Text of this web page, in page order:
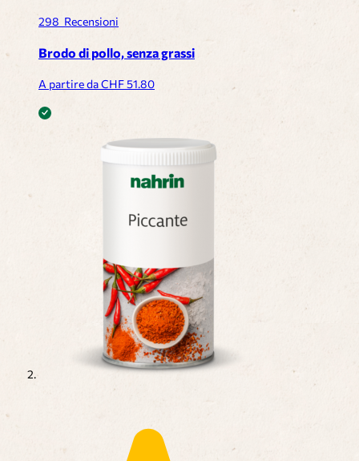
298 Recensioni
Brodo di pollo, senza grassi
A partire da CHF51.80